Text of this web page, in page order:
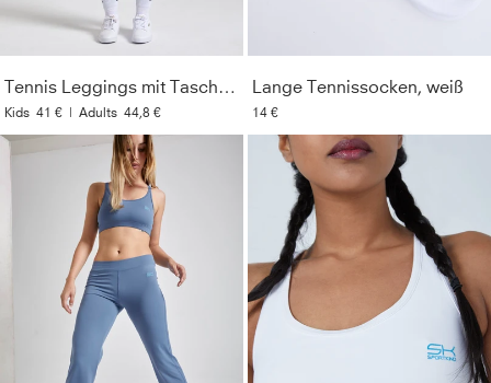
Bewegungsfreiheit und Formbeständigkeit
Sonnencremes und Ölen
Material: 91% Polyamid, 9% Elasthan (Lycra®)
Pflegehinweise: Bei 40° in der Maschine waschbar. Nur
mit ähnlichen Farben waschen. Kein Weichspüler
verwenden. Nicht bügeln.
132197-013
grau blau
Unifarben
Tennis Leggings mit Taschen lang, grau blau
Kids 41 € | Adults 44,8 €
Lange Tennissocken, weiß
14 €